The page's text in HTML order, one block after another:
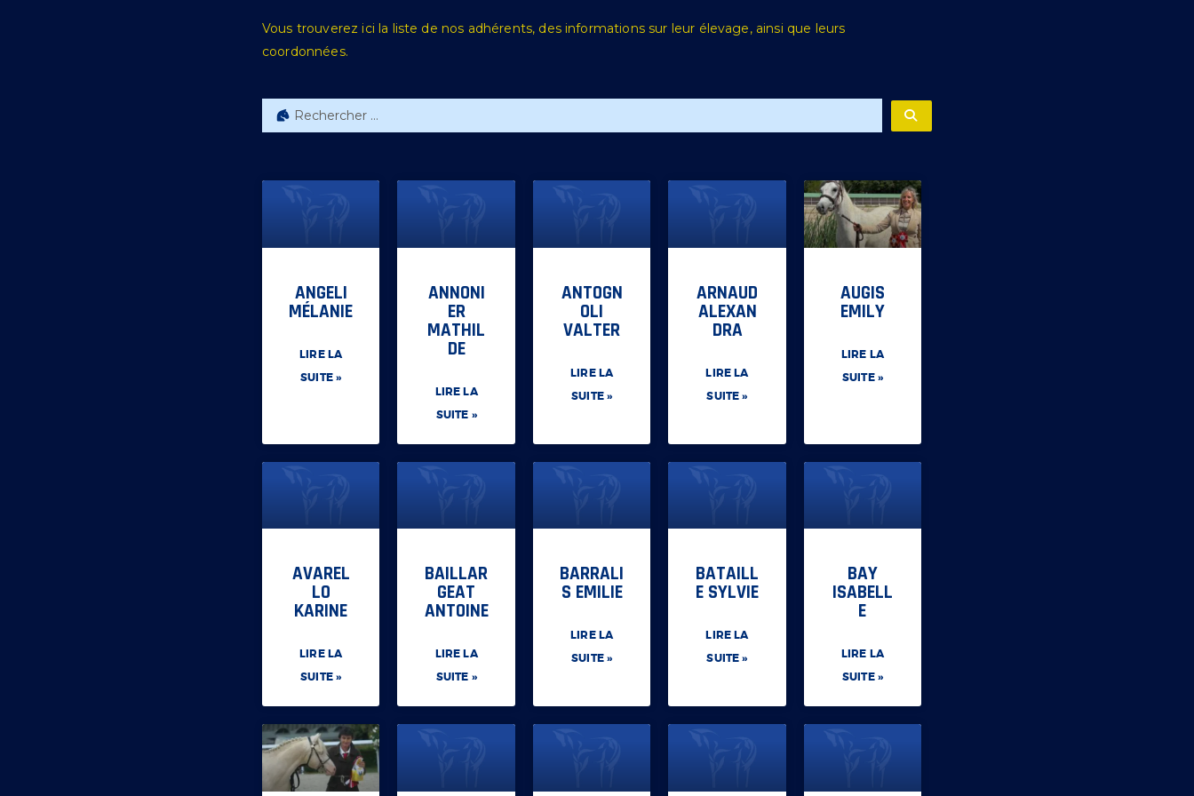
Vous trouverez ici la liste de nos adhérents, des informations sur leur élevage, ainsi que leurs
coordonnées.
ANGELI
MÉLANIE
LIRE LA
SUITE »
ANNONI
ER
MATHIL
DE
LIRE LA
SUITE »
ANTOGN
OLI
VALTER
LIRE LA
SUITE »
ARNAUD
ALEXAN
DRA
LIRE LA
SUITE »
AUGIS
EMILY
LIRE LA
SUITE »
AVAREL
LO
KARINE
LIRE LA
SUITE »
BAILLAR
GEAT
ANTOINE
LIRE LA
SUITE »
BARRALI
S EMILIE
LIRE LA
SUITE »
BATAILL
E SYLVIE
LIRE LA
SUITE »
BAY
ISABELL
E
LIRE LA
SUITE »